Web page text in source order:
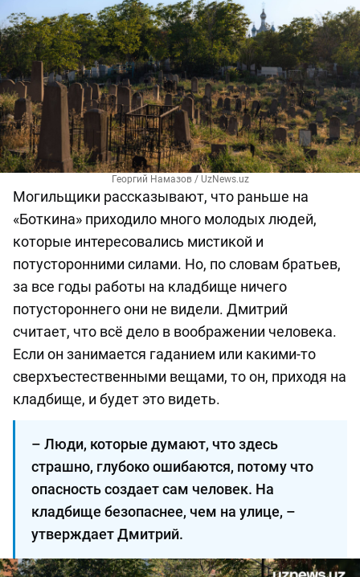
Георгий Намазов / UzNews.uz
Могильщики рассказывают, что раньше на
«Боткина» приходило много молодых людей,
которые интересовались мистикой и
потусторонними силами. Но, по словам братьев,
за все годы работы на кладбище ничего
потустороннего они не видели. Дмитрий
считает, что всё дело в воображении человека.
Если он занимается гаданием или какими-то
сверхъестественными вещами, то он, приходя на
кладбище, и будет это видеть.
– Люди, которые думают, что здесь
страшно, глубоко ошибаются, потому что
опасность создает сам человек. На
кладбище безопаснее, чем на улице, –
утверждает Дмитрий.